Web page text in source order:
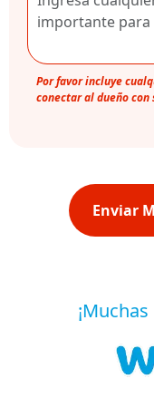
Por favor incluye
conectar al dueño con
Enviar